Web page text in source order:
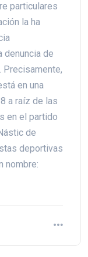
particulares
la ha
denuncia de
Precisamente,
en una
a raíz de las
en el partido
de
deportivas
nombre: